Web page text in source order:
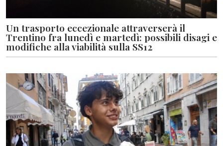
Un trasporto eccezionale attraverserà il
Trentino fra lunedì e martedì: possibili disagi e
modifiche alla viabilità sulla SS12